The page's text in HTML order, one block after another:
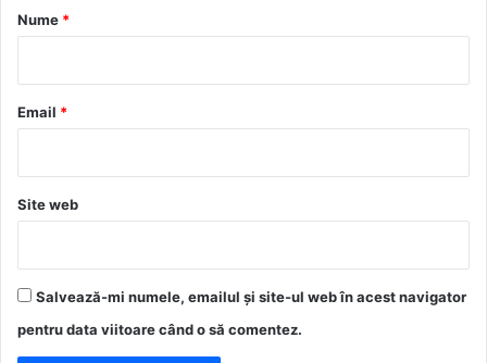
r
*
Nume *
Email *
Site web
Salvează-mi numele, emailul și site-ul web în acest navigator
pentru data viitoare când o să comentez.